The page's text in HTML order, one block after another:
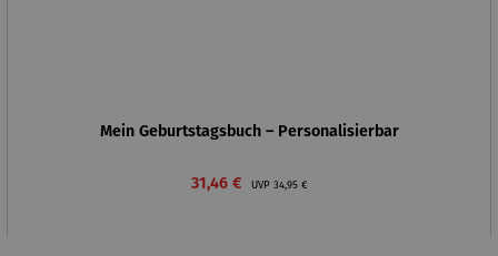
Mein Geburtstagsbuch – Personalisierbar
Verkaufspreis:
31,46 € UVP Regulärer Preis:
34,95 €